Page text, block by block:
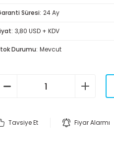
Süresi 24 Ay
3,80 USD + KDV
Durumu Mevcut
Tavsiye Et Fiyar Alarmı